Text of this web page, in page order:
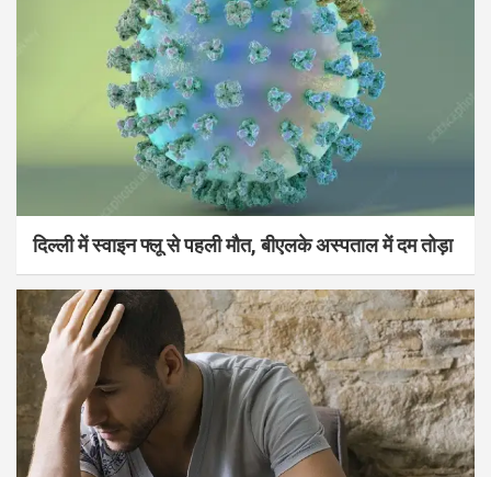
दिल्ली में स्वाइन फ्लू से पहली मौत, बीएलके अस्पताल में दम तोड़ा